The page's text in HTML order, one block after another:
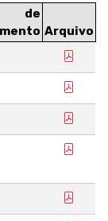
de
Arquivo